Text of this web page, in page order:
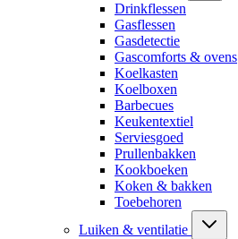
Drinkflessen
Gasflessen
Gasdetectie
Gascomforts & ovens
Koelkasten
Koelboxen
Barbecues
Keukentextiel
Serviesgoed
Prullenbakken
Kookboeken
Koken & bakken
Toebehoren
Luiken & ventilatie